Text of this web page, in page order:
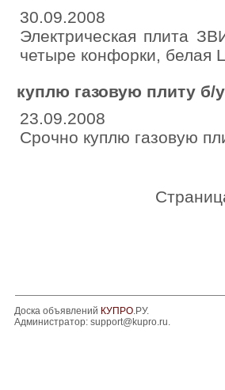
30.09.2008
Электрическая плита
четыре конфорки, белая
куплю газовую плиту б/у
23.09.2008
Срочно куплю газовую
Доска объявлений КУПРО.РУ.
Администратор: support@kupro.ru.